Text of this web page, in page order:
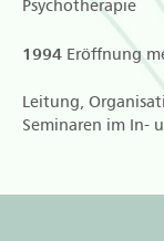
Psychotherapie
1994 Eröffnung
Leitung,
Seminaren im In-